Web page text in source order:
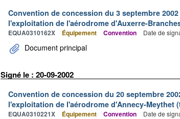
Convention de concession du 3 septembre
l'exploitation de l'aérodrome d'Auxerre-
EQUA0310162X Équipement Convention Date de
Document principal
Signé le : 20-09-2002
Convention de concession du 20 septembre
l'exploitation de l'aérodrome d'Annecy-Meythet
EQUA0310221X Équipement Convention Date de